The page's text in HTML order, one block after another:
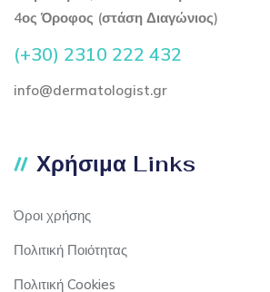
4ος Όροφος (στάση Διαγώνιος)
(+30) 2310 222 432
info@dermatologist.gr
Χρήσιμα Links
Όροι χρήσης
Πολιτική Ποιότητας
Πολιτική Cookies